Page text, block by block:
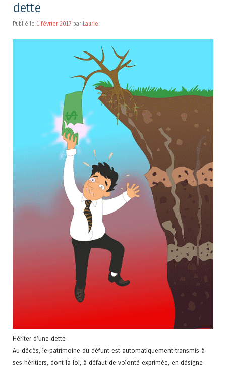
dette
Publié le 1 février 2017 par Laurie
Hériter d’une dette
Au décès, le patrimoine du défunt est automatiquement transmis à
ses héritiers, dont la loi, à défaut de volonté exprimée, en désigne